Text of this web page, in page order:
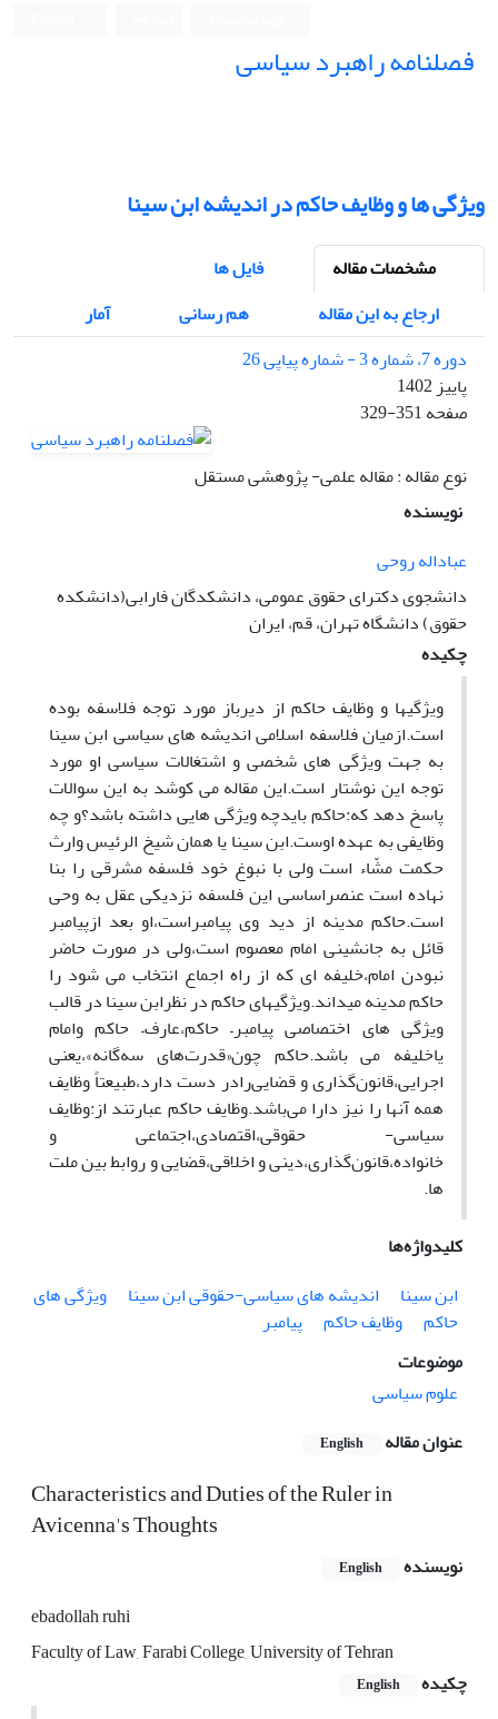
فصلنامه راهبرد سیاسی
ویژگی ها و وظایف حاکم در اندیشه ابن سینا
مشخصات مقاله
فایل ها
ارجاع به این مقاله
هم رسانی
آمار
دوره 7، شماره 3 - شماره پیاپی 26
پاییز 1402
صفحه329-351
نوع مقاله : مقاله علمی- پژوهشی مستقل
نویسنده
عباداله روحی
دانشجوی دکترای حقوق عمومی، دانشکدگان فارابی(دانشکده
حقوق) دانشگاه تهران، قم، ایران
چکیده
ویژگیها و وظایف حاکم از دیرباز مورد توجه فلاسفه بوده
است.ازمیان فلاسفه اسلامی اندیشه های سیاسی ابن سینا
به جهت ویژگی های شخصی و اشتغالات سیاسی او مورد
توجه این نوشتار است.این مقاله می کوشد به این سوالات
پاسخ دهد که:حاکم بایدچه ویژگی هایی داشته باشد؟و چه
وظایفی به عهده اوست.ابن سینا یا همان شیخ الرئیس وارث
حکمت مشّاء است ولی با نبوغ خود فلسفه مشرقی را بنا
نهاده است عنصراساسی این فلسفه نزدیکی عقل به وحی
است.حاکم مدینه از دید وی پیامبراست،او بعد ازپیامبر
قائل به جانشینی امام معصوم است،ولی در صورت حاضر
نبودن امام،خلیفه ای که از راه اجماع انتخاب می شود را
حاکم مدینه میداند.ویژگیهای حاکم در نظرابن سینا در قالب
ویژگی های اختصاصی پیامبر– حاکم،عارف– حاکم وامام
یاخلیفه می باشد.حاکم چون«قدرت‌‌های سه‌گانه»،یعنی‌
اجرایی،قانون‌گذاری‌ و قضایی‌رادر دست‌ دارد،طبیعتاً وظایف‌
همه آنها را نیز‌ دارا می‌باشد.‌وظایف‌ حاکم عبارتند از:‌وظایف‌
سیاسی-‌ حقوقی‌،‌اقتصادی،‌اجتماعی و
خانواده،قانون‌گذاری،دینی و اخلاقی‌،قضایی‌ و روابط‌ بین ملت
ها.
کلیدواژه‌ها
ابن سینا
اندیشه های سیاسی-حقوقی ابن سینا
ویژگی های
حاکم
وظایف حاکم
پیامبر
موضوعات
علوم سیاسی
عنوان مقاله
English
Characteristics and Duties of the Ruler in
Avicenna's Thoughts
نویسنده English
ebadollah ruhi
Faculty of Law, Farabi College, University of Tehran
چکیده
English